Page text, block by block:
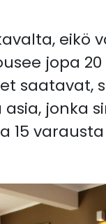
eikö
jopa
saatavat,
asia,
15